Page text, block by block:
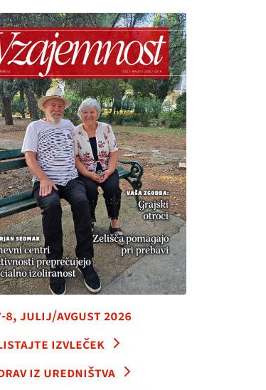
8, julij/avgust 2026
izvleček
iz uredništva